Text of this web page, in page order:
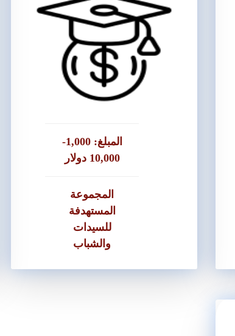
المبلغ: 1,000-
10,000 دولار
المجموعة
المستهدفة
للسيدات
والشباب
المتطلبات
● اوراق ثبوتية للمبالغ المستحقة
يعادلها بالشيقل
تقديم